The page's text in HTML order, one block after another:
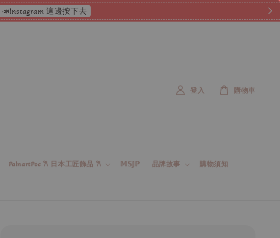
📣Instagram 這邊按下去
PalnartPoc 𐙚 日本工匠飾品 𐙚 𝕄𝕊𝕁ℙ 品牌故事 購物須知
登入 購物車